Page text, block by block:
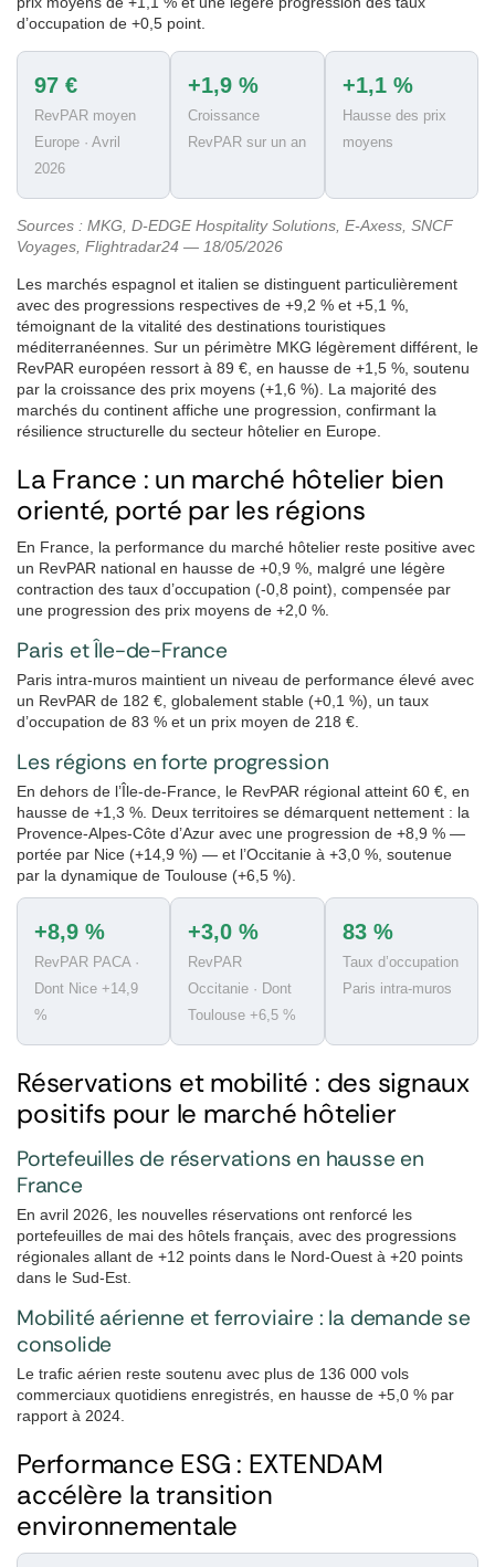
d’occupation de +0,5 point.
97 €
RevPAR moyen
Europe · Avril
2026
+1,9 %
Croissance
RevPAR sur un an
+1,1 %
Hausse des prix
moyens
Sources : MKG, D-EDGE Hospitality Solutions, E-Axess, SNCF
Voyages, Flightradar24 — 18/05/2026
Les marchés espagnol et italien se distinguent particulièrement
avec des progressions respectives de +9,2 % et +5,1 %,
témoignant de la vitalité des destinations touristiques
méditerranéennes. Sur un périmètre MKG légèrement différent, le
RevPAR européen ressort à 89 €, en hausse de +1,5 %, soutenu
par la croissance des prix moyens (+1,6 %). La majorité des
marchés du continent affiche une progression, confirmant la
résilience structurelle du secteur hôtelier en Europe.
La France : un marché hôtelier bien
orienté, porté par les régions
En France, la performance du marché hôtelier reste positive avec
un RevPAR national en hausse de +0,9 %, malgré une légère
contraction des taux d’occupation (-0,8 point), compensée par
une progression des prix moyens de +2,0 %.
Paris et Île-de-France
Paris intra-muros maintient un niveau de performance élevé avec
un RevPAR de 182 €, globalement stable (+0,1 %), un taux
d’occupation de 83 % et un prix moyen de 218 €.
Les régions en forte progression
En dehors de l’Île-de-France, le RevPAR régional atteint 60 €, en
hausse de +1,3 %. Deux territoires se démarquent nettement : la
Provence-Alpes-Côte d’Azur avec une progression de +8,9 % —
portée par Nice (+14,9 %) — et l’Occitanie à +3,0 %, soutenue
par la dynamique de Toulouse (+6,5 %).
+8,9 %
RevPAR PACA ·
Dont Nice +14,9
%
+3,0 %
RevPAR
Occitanie · Dont
Toulouse +6,5 %
83 %
Taux d’occupation
Paris intra-muros
Réservations et mobilité : des signaux
positifs pour le marché hôtelier
Portefeuilles de réservations en hausse en
France
En avril 2026, les nouvelles réservations ont renforcé les
portefeuilles de mai des hôtels français, avec des progressions
régionales allant de +12 points dans le Nord-Ouest à +20 points
dans le Sud-Est.
Mobilité aérienne et ferroviaire : la demande se
consolide
Le trafic aérien reste soutenu avec plus de 136 000 vols
commerciaux quotidiens enregistrés, en hausse de +5,0 % par
rapport à 2024.
Performance ESG : EXTENDAM
accélère la transition
environnementale